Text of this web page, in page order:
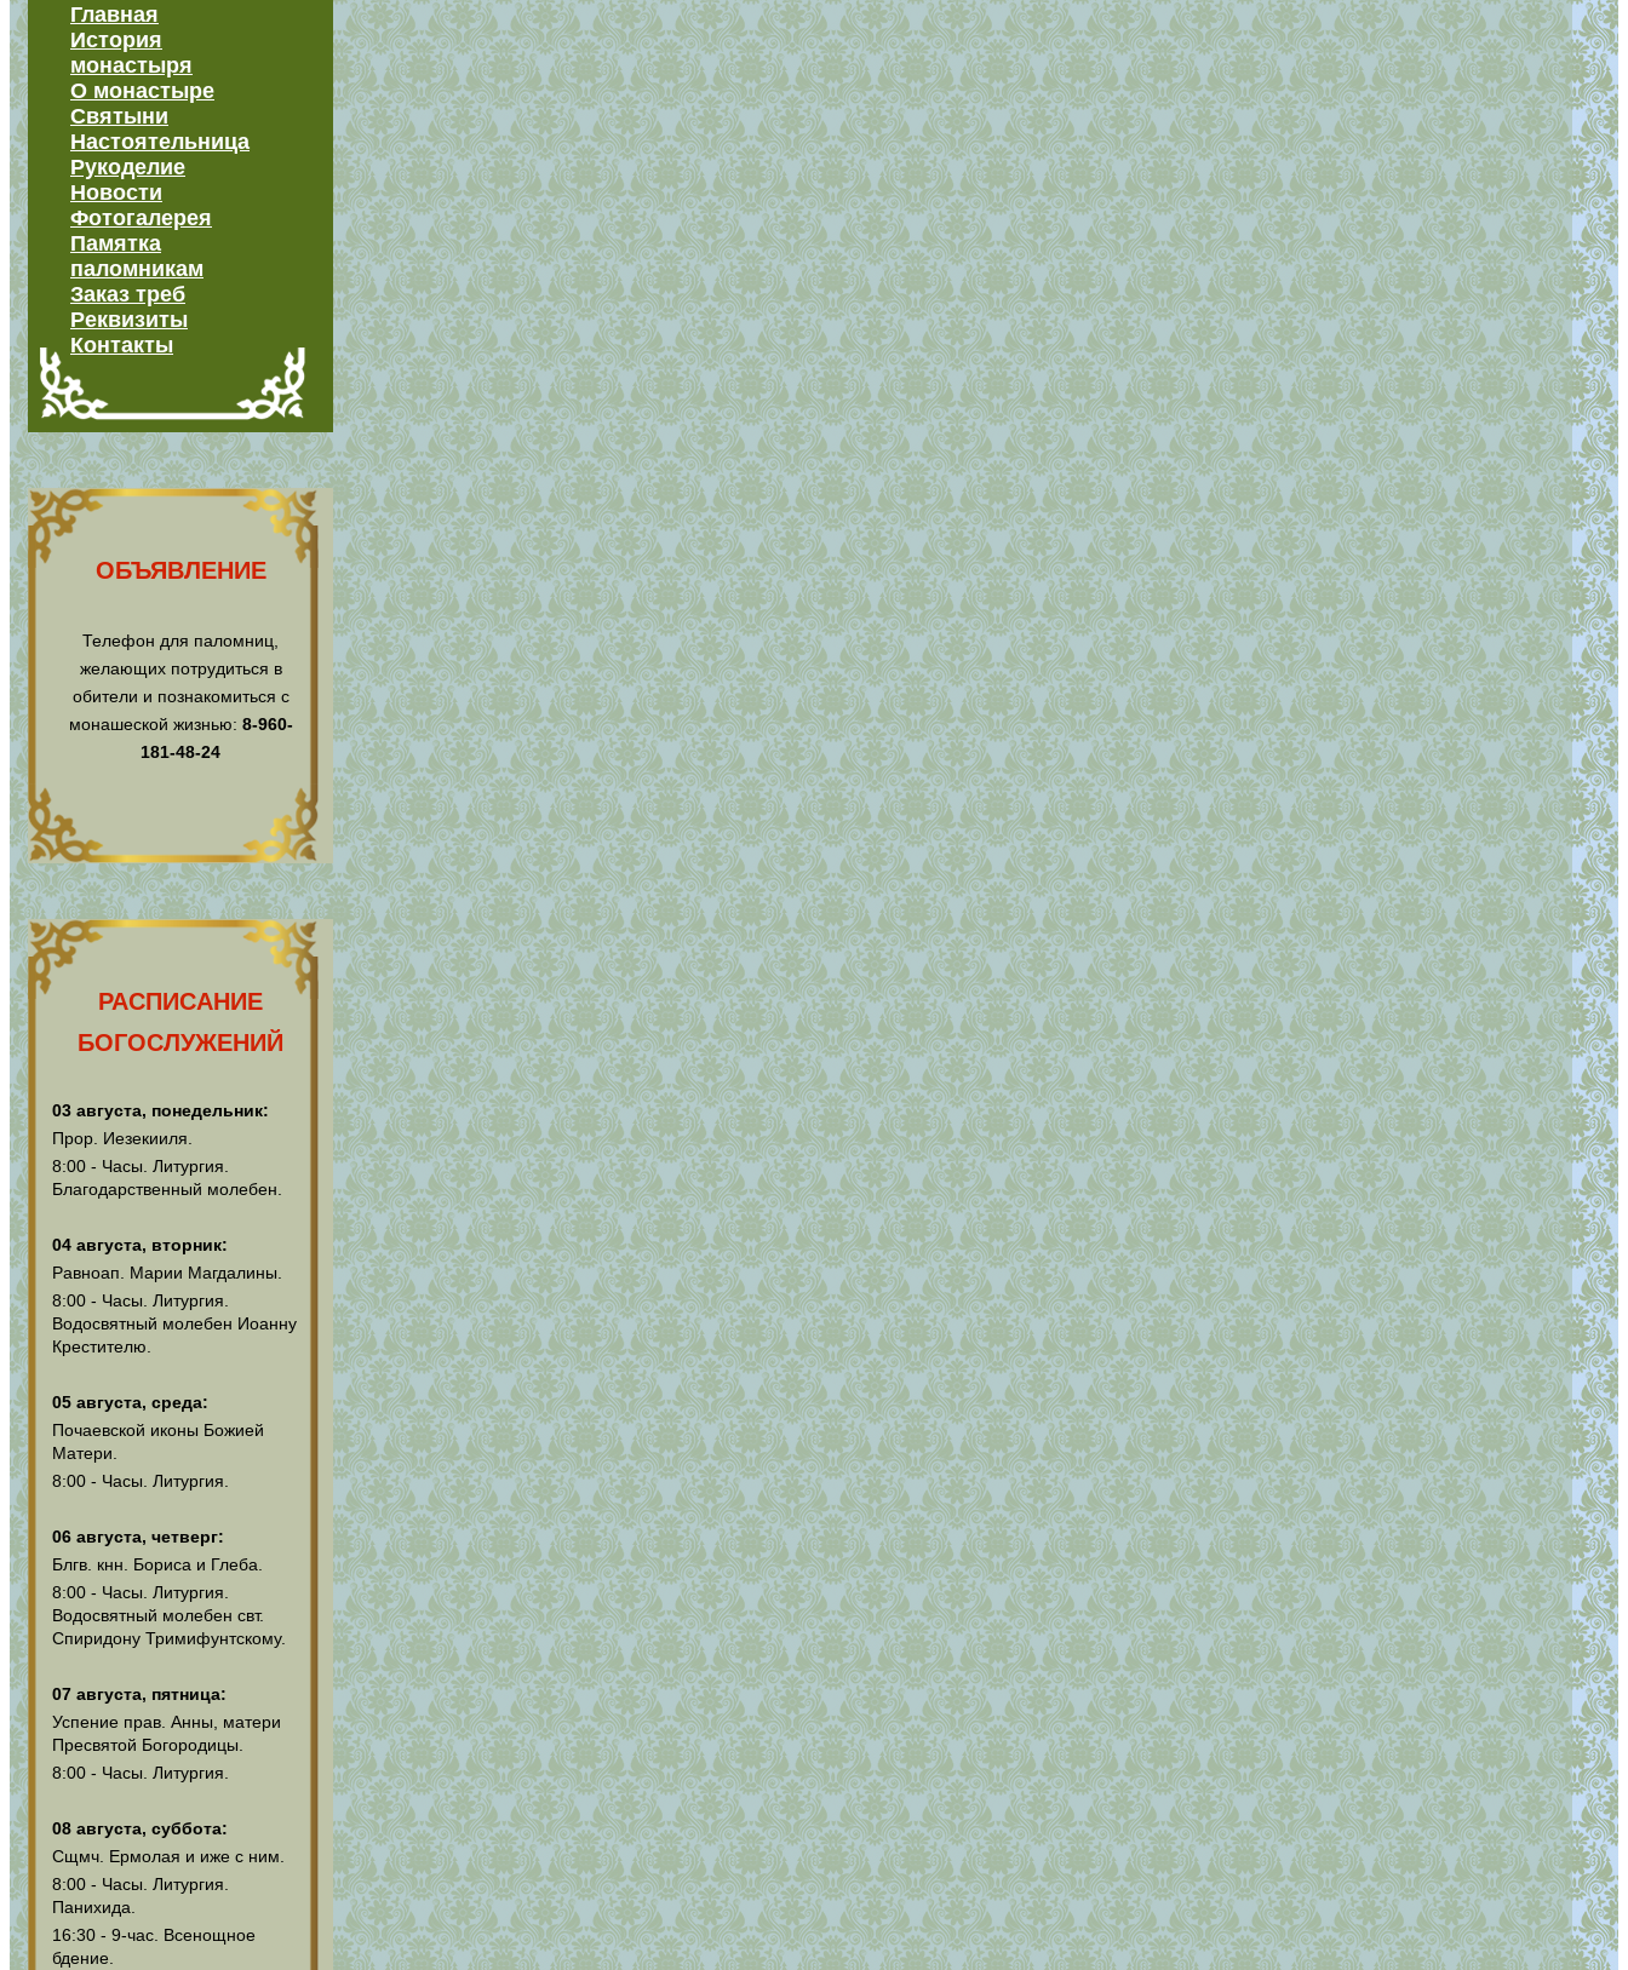
Главная
История
монастыря
О монастыре
Святыни
Настоятельница
Рукоделие
Новости
Фотогалерея
Памятка
паломникам
Заказ треб
Реквизиты
Контакты
ОБЪЯВЛЕНИЕ
Телефон для паломниц,
желающих потрудиться в
обители и познакомиться с
монашеской жизнью: 8-960-
181-48-24
РАСПИСАНИЕ
БОГОСЛУЖЕНИЙ
03 августа, понедельник:
Прор. Иезекииля.
8:00 - Часы. Литургия.
Благодарственный молебен.
04 августа, вторник:
Равноап. Марии Магдалины.
8:00 - Часы. Литургия.
Водосвятный молебен Иоанну
Крестителю.
05 августа, среда:
Почаевской иконы Божией
Матери.
8:00 - Часы. Литургия.
06 августа, четверг:
Блгв. кнн. Бориса и Глеба.
8:00 - Часы. Литургия.
Водосвятный молебен свт.
Спиридону Тримифунтскому.
07 августа, пятница:
Успение прав. Анны, матери
Пресвятой Богородицы.
8:00 - Часы. Литургия.
08 августа, суббота:
Сщмч. Ермолая и иже с ним.
8:00 - Часы. Литургия.
Панихида.
16:30 - 9-час. Всенощное
бдение.